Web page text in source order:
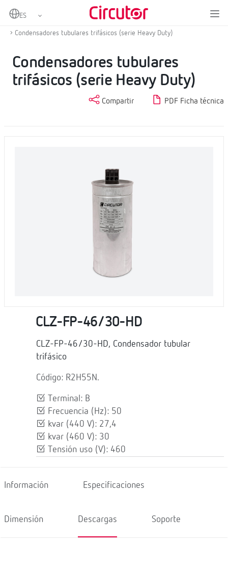
Home
Condensadores y reactancias, BT
Condensadores tubulares trifásicos (serie Heavy Duty)
Condensadores tubulares
trifásicos (serie Heavy Duty)
Compartir PDF Ficha técnica
CLZ-FP-46/30-HD
CLZ-FP-46/30-HD, Condensador tubular
trifásico
Código: R2H55N.
Terminal: B
Frecuencia (Hz): 50
kvar (440 V): 27,4
kvar (460 V): 30
Tensión uso (V): 460
Información Especificaciones
Dimensión Descargas Soporte